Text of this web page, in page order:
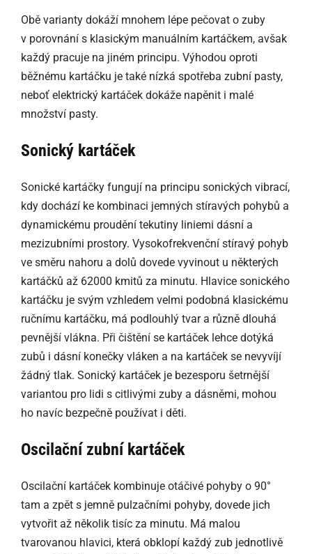
Obě varianty dokáží mnohem lépe pečovat o zuby
v porovnání s klasickým manuálním kartáčkem, avšak
každý pracuje na jiném principu. Výhodou oproti
běžnému kartáčku je také nízká spotřeba zubní pasty,
neboť elektrický kartáček dokáže napěnit i malé
množství pasty.
Sonický kartáček
Sonické kartáčky fungují na principu sonických vibrací,
kdy dochází ke kombinaci jemných stíravých pohybů a
dynamickému proudění tekutiny liniemi dásní a
mezizubními prostory. Vysokofrekvenční stíravý pohyb
ve směru nahoru a dolů dovede vyvinout u některých
kartáčků až 62000 kmitů za minutu. Hlavice sonického
kartáčku je svým vzhledem velmi podobná klasickému
ručnímu kartáčku, má podlouhlý tvar a různě dlouhá
pevnější vlákna. Při čištění se kartáček lehce dotýká
zubů i dásní konečky vláken a na kartáček se nevyvíjí
žádný tlak. Sonický kartáček je bezesporu šetrnější
variantou pro lidi s citlivými zuby a dásněmi, mohou
ho navíc bezpečně používat i děti.
Oscilační zubní kartáček
Oscilační kartáček kombinuje otáčivé pohyby o 90°
tam a zpět s jemně pulzačními pohyby, dovede jich
vytvořit až několik tisíc za minutu. Má malou
tvarovanou hlavici, která obklopí každý zub jednotlivě